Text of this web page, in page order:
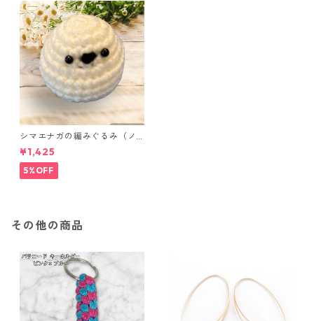
シマエナガの編みぐるみ（ノ
ーマル）
¥1,425
5%OFF
その他の商品